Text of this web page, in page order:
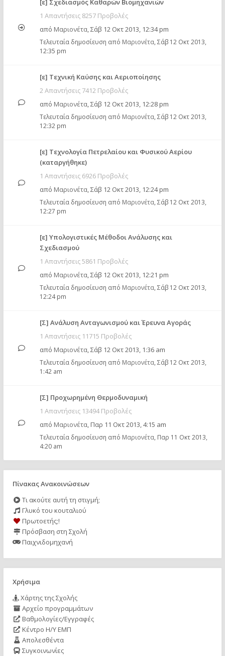
[ε] Σχεδιασμός Καθαρών Βιομηχανιών
1 Απαντήσεις 8257 Προβολές
από Μαριονέτα,Σάβ 12 Οκτ 2013, 12:34 pm
Τελευταία δημοσίευση από Μαριονέτα, Σάβ 12 Οκτ 2013,
12:35 pm
[ε] Τεχνική Καύσης και Αεριοποίησης
2 Απαντήσεις 7412 Προβολές
από Μαριονέτα,Σάβ 12 Οκτ 2013, 12:28 pm
Τελευταία δημοσίευση από Μαριονέτα, Σάβ 12 Οκτ 2013,
12:32 pm
[ε] Τεχνολογία Πετρελαίου και Φυσικού Αερίου
(καταργήθηκε)
1 Απαντήσεις 6926 Προβολές
από Μαριονέτα,Σάβ 12 Οκτ 2013, 12:24 pm
Τελευταία δημοσίευση από Μαριονέτα, Σάβ 12 Οκτ 2013,
12:27 pm
[ε] Υπολογιστικές Μέθοδοι Ανάλυσης και
Σχεδιασμού
1 Απαντήσεις 5861 Προβολές
από Μαριονέτα,Σάβ 12 Οκτ 2013, 12:21 pm
Τελευταία δημοσίευση από Μαριονέτα, Σάβ 12 Οκτ 2013,
12:24 pm
[Σ] Ανάλυση Ανταγωνισμού και Έρευνα Αγοράς
1 Απαντήσεις 11715 Προβολές
από Μαριονέτα,Σάβ 12 Οκτ 2013, 1:36 am
Τελευταία δημοσίευση από Μαριονέτα, Σάβ 12 Οκτ 2013,
1:42 am
[Σ] Προχωρημένη Θερμοδυναμική
1 Απαντήσεις 13494 Προβολές
από Μαριονέτα, Παρ 11 Οκτ 2013, 4:15 am
Τελευταία δημοσίευση από Μαριονέτα, Παρ 11 Οκτ 2013,
4:20 am
Πίνακας Ανακοινώσεων
Τι ακούτε αυτή τη στιγμή;
Γλυκό του κουταλιού
Πρωτοετής;!
Πρόσβαση στη Σχολή
Παιχνιδομηχανή
Χρήσιμα
Χάρτης της Σχολής
Αρχείο προγραμμάτων
Βαθμολογίες/Εγγραφές
Κέντρο Η/Υ ΕΜΠ
Απολεσθέντα
Συγκοινωνίες